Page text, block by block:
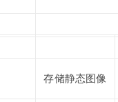
存储静态图像